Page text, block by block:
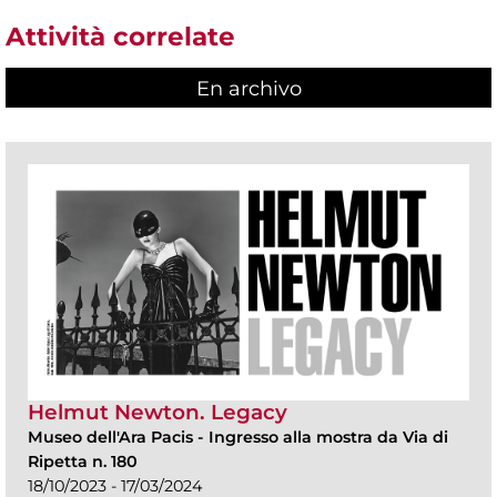
Attività correlate
En archivo
Helmut Newton. Legacy
Museo dell'Ara Pacis - Ingresso alla mostra da Via di
Ripetta n. 180
18/10/2023 - 17/03/2024